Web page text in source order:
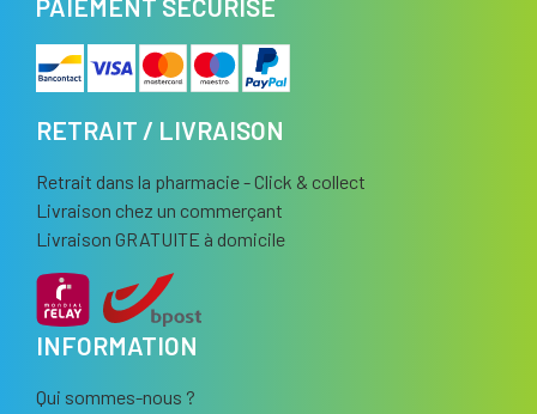
PAIEMENT SÉCURISÉ
RETRAIT / LIVRAISON
Retrait dans la pharmacie - Click & collect
Livraison chez un commerçant
Livraison GRATUITE à domicile
INFORMATION
Qui sommes-nous ?